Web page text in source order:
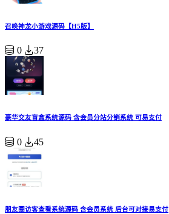
召唤神龙小游戏源码【H5版】
0 37
豪华交友盲盒系统源码 含会员分站分销系统 可易支付
0 45
朋友圈访客查看系统源码 含会员系统 后台可对接易支付